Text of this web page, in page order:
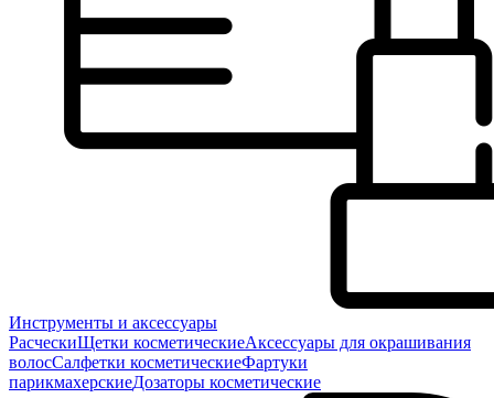
Инструменты и аксессуары
РасческиЩетки косметическиеАксессуары для окрашивания
волосСалфетки косметическиеФартуки
парикмахерскиеДозаторы косметические